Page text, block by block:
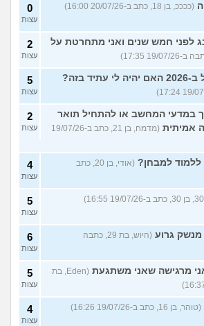
(ככככ, בן 18, כתב ב-20/07/26 16:00) 0
עצות
לפני חמש שנים ואני מתחרטת על
2
עצות
בזה? 5
עצות
במדעי המחשב או להתחיל תואר
אמיתית
(מדמח, בן 21, כתב ב-19/07/26
2
עצות
למבחן?
(אודי, בן 20, כתב
4
עצות
5
עצות
מנשק גרוע
(היוש, בת 29, כתבה
6
עצות
מרגישה שאני משתגעת
(Eden, בת
5
עצות
(טוהר, בן 16, כתב ב-19/07/26 16:26) 4
עצות